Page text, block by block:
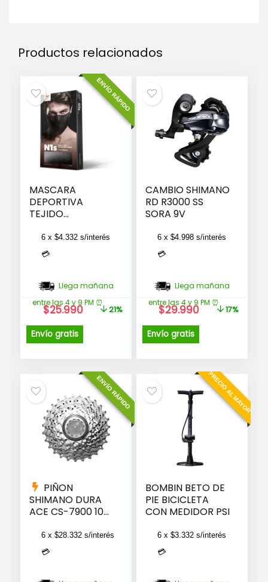
Productos relacionados
ENVÍO RÁPIDO
MASCARA
DEPORTIVA
TEJIDO
CUELLO N1S –
NEGRA
6 x $4.332s/interés
💳
Llega mañana
entre las 4 y 9 PM ⏰
El
original
era:
$32.990.
$25.990El
es:
$25.990.
Envío gratis
21%
CAMBIO SHIMANO
RD R3000 SS
SORA 9V
6 x $4.998s/interés
💳
Llega mañana
entre las 4 y 9 PM ⏰
El
original
era:
$35.990.
$29.990El
es:
$29.990.
Envío gratis
17%
ENVÍO RÁPIDO
PIÑON
SHIMANO DURA
ACE CS-7900 10V.
6 x $28.332s/interés
💳
PRECIO AL MAYOR
BOMBIN BETO DE
PIE BICICLETA
CON MEDIDOR PSI
6 x $3.332s/interés
💳